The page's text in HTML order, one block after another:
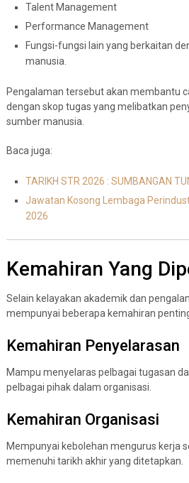
Talent Management
Performance Management
Fungsi-fungsi lain yang berkaitan
manusia.
Pengalaman tersebut akan membantu
dengan skop tugas yang melibatkan
sumber manusia.
Baca juga:
TARIKH STR 2026 : SUMBANGAN
Jawatan Kosong Lembaga
2026
Kemahiran Yang
Selain kelayakan akademik dan
mempunyai beberapa kemahiran
Kemahiran Penyelarasan
Mampu menyelaras pelbagai tugasan
pelbagai pihak dalam organisasi.
Kemahiran Organisasi
Mempunyai kebolehan mengurus kerja
memenuhi tarikh akhir yang ditetapkan.